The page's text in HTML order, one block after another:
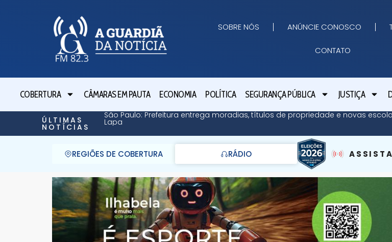
SOBRE NÓS ANÚNCIE CONOSCO
CONTATO
COBERTURA CÂMARAS EM PAUTA ECONOMIA POLÍTICA SEGURANÇA PÚBLICA JUSTIÇA
ÚLTIMAS
NOTÍCIAS
São Paulo: Prefeitura entrega moradias, títulos de propriedade e novas
Lapa
REGIÕES DE COBERTURA RÁDIO